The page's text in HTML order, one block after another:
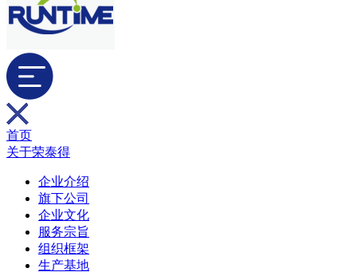
首页
关于荣泰得
企业介绍
旗下公司
企业文化
服务宗旨
组织框架
生产基地